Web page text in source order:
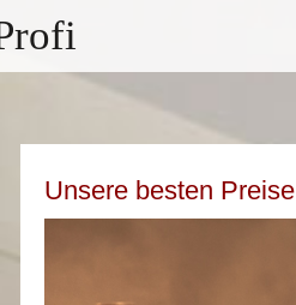
Unsere besten Preise